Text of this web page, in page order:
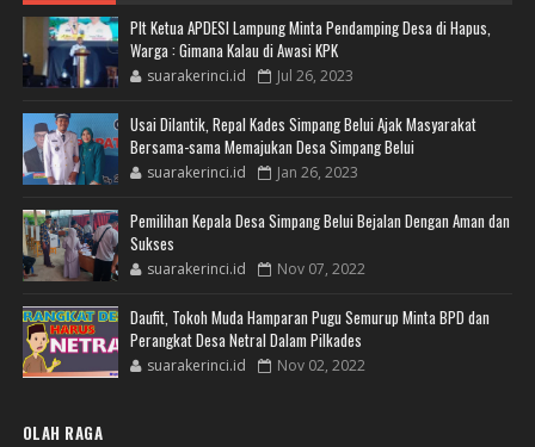
Plt Ketua APDESI Lampung Minta Pendamping Desa di Hapus,
Warga : Gimana Kalau di Awasi KPK
suarakerinci.id Jul 26, 2023
Usai Dilantik, Repal Kades Simpang Belui Ajak Masyarakat
Bersama-sama Memajukan Desa Simpang Belui
suarakerinci.id Jan 26, 2023
Pemilihan Kepala Desa Simpang Belui Bejalan Dengan Aman dan
Sukses
suarakerinci.id Nov 07, 2022
Daufit, Tokoh Muda Hamparan Pugu Semurup Minta BPD dan
Perangkat Desa Netral Dalam Pilkades
suarakerinci.id Nov 02, 2022
OLAH RAGA